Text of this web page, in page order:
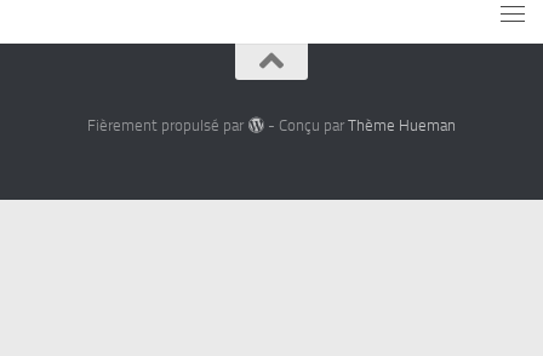
Fièrement propulsé par - Conçu par Thème Hueman